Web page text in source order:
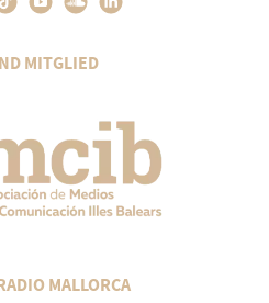
MITGLIED
MALLORCA